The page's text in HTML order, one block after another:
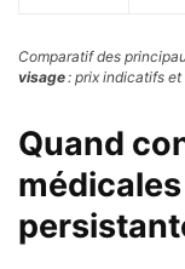
Comparatif des
visage : prix indicatifs
Quand